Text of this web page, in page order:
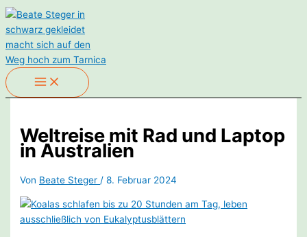
Zum
Inhalt
springen
Weltreise mit Rad und Laptop
in Australien
Von Beate Steger /8. Februar 2024